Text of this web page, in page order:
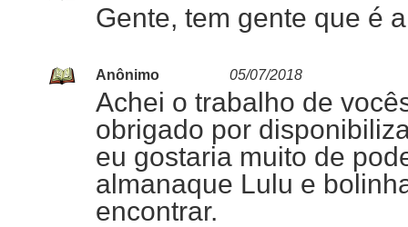
Gente, tem gente que é
Anônimo 05/07/2018
Achei o trabalho de
obrigado por
eu gostaria muito de
almanaque Lulu e
encontrar.